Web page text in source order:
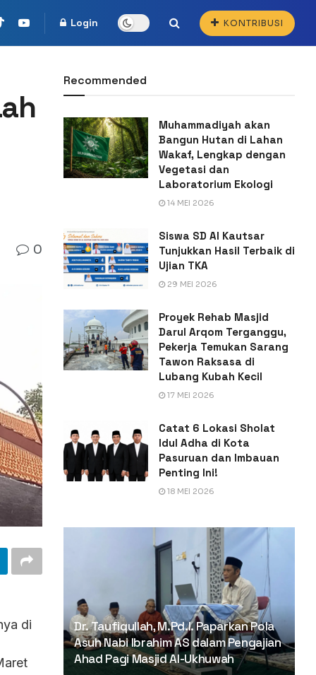
Login KONTRIBUSI
0
di
Recommended
Muhammadiyah akan
Bangun Hutan di Lahan
Wakaf, Lengkap dengan
Vegetasi dan
Laboratorium Ekologi
14 MEI 2026
Siswa SD Al Kautsar
Tunjukkan Hasil Terbaik di
Ujian TKA
29 MEI 2026
Proyek Rehab Masjid
Darul Arqom Terganggu,
Pekerja Temukan Sarang
Tawon Raksasa di
Lubang Kubah Kecil
17 MEI 2026
Catat 6 Lokasi Sholat
Idul Adha di Kota
Pasuruan dan Imbauan
Penting Ini!
18 MEI 2026
Dr. Taufiqullah, M.Pd.I. Paparkan Pola
Asuh Nabi Ibrahim AS dalam Pengajian
Ahad Pagi Masjid Al-Ukhuwah